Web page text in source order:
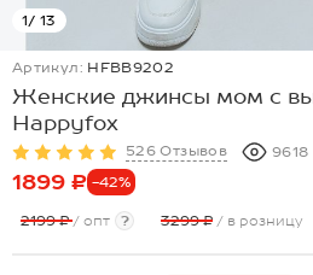
1/ 13
Артикул: HFBB9202
Женские джинсы мом с
Happyfox
526 Отзывов 9618
1899 ₽ -42%
2199 ₽/ опт ? 3299 ₽ / в розницу